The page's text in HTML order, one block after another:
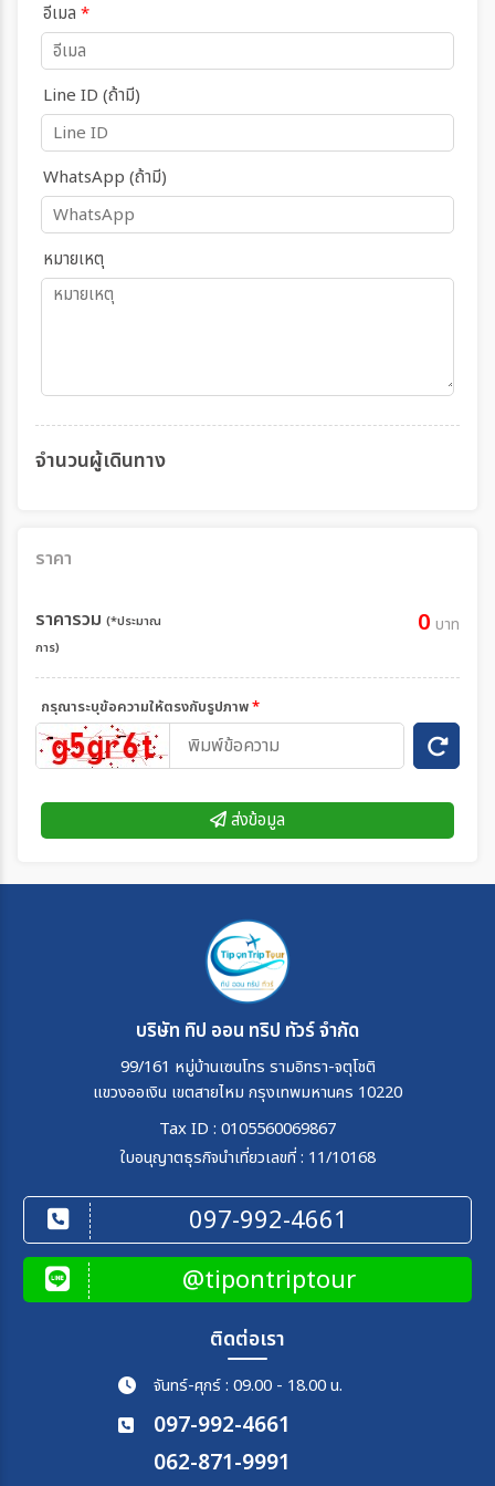
อีเมล *
Line ID (ถ้ามี)
WhatsApp (ถ้ามี)
หมายเหตุ
จำนวนผู้เดินทาง
ราคา
ราคารวม (*ประมาณ
การ)
0 บาท
กรุณาระบุข้อความให้ตรงกับรูปภาพ*
ส่งข้อมูล
บริษัท ทิป ออน ทริป ทัวร์ จำกัด
99/161 หมู่บ้านเซนโทร รามอิทรา-จตุโชติ
แขวงออเงิน เขตสายไหม กรุงเทพมหานคร 10220
Tax ID : 0105560069867
ใบอนุญาตธุรกิจนำเที่ยวเลขที่ : 11/10168
097-992-4661
@tipontriptour
ติดต่อเรา
จันทร์-ศุกร์ : 09.00 - 18.00 น.
097-992-4661
062-871-9991